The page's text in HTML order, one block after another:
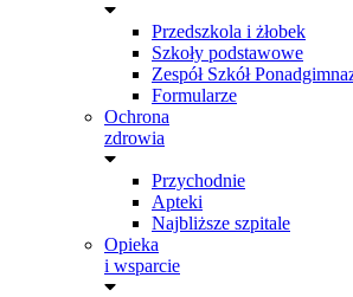
Przedszkola i żłobek
Szkoły podstawowe
Zespół Szkół
Formularze
Ochrona
zdrowia
Przychodnie
Apteki
Najbliższe szpitale
Opieka
i wsparcie